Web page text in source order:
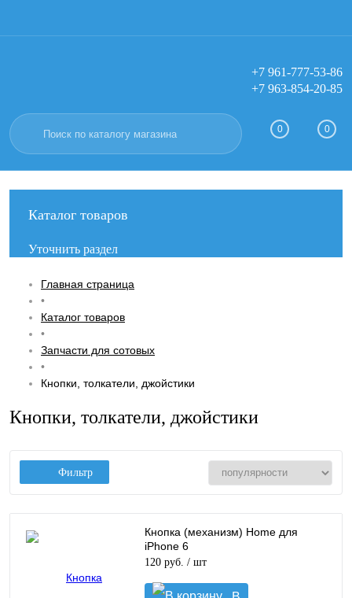
Вход Регистрация
+7 961-777-53-86
+7 963-854-20-85
0 0
Каталог товаров
Уточнить раздел
Главная страница
•
Каталог товаров
•
Запчасти для сотовых
•
Кнопки, толкатели, джойстики
Кнопки, толкатели, джойстики
Фильтр
Кнопка (механизм) Home для
iPhone 6
120 руб. / шт